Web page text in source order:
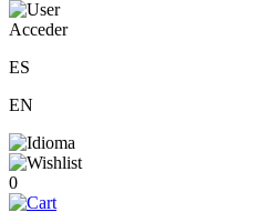
Acceder
ES
EN
0